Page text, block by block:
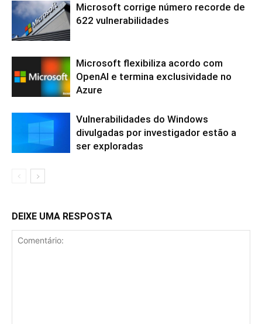
Microsoft corrige número recorde de
622 vulnerabilidades
Microsoft flexibiliza acordo com
OpenAI e termina exclusividade no
Azure
Vulnerabilidades do Windows
divulgadas por investigador estão a
ser exploradas
DEIXE UMA RESPOSTA